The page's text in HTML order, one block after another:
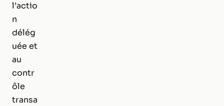
l’actio
n
délég
uée et
au
contr
ôle
transa